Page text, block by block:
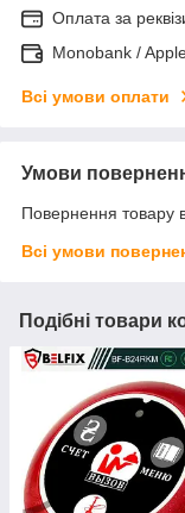
Оплата за
Monobank /
Всі умови оплати
Умови
Повернення товару
Всі умови
Подібні товари